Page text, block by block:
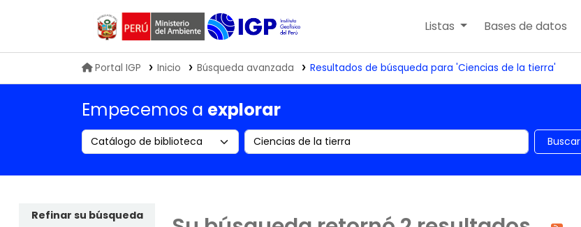
Biblioteca IGP
Listas Bases de datos
Portal IGP Inicio Búsqueda avanzada Resultados de búsqueda para 'Ciencias de la tierra'
Empecemos a explorar
Search the catalog by: Buscar en el catálogo por palabra clave Buscar
Refinar su búsqueda